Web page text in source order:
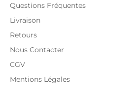
Questions Fréquentes
Livraison
Retours
Nous Contacter
CGV
Mentions Légales